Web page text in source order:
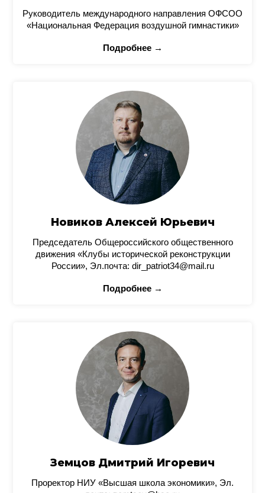
Руководитель международного направления ОФСОО
«Национальная Федерация воздушной гимнастики»
Подробнее →
Новиков Алексей Юрьевич
Председатель Общероссийского общественного
движения «Клубы исторической реконструкции
России», Эл.почта: dir_patriot34@mail.ru
Подробнее →
Земцов Дмитрий Игоревич
Проректор НИУ «Высшая школа экономики», Эл.